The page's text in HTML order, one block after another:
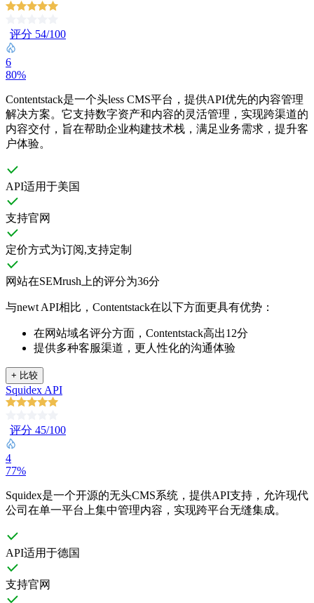
评分 54/100
6
80%
Contentstack是一个头less CMS平台，提供API优先的内容管理
解决方案。它支持数字资产和内容的灵活管理，实现跨渠道的
内容交付，旨在帮助企业构建技术栈，满足业务需求，提升客
户体验。
API适用于美国
支持官网
定价方式为订阅,支持定制
网站在SEMrush上的评分为36分
与newt API相比，Contentstack在以下方面更具有优势：
在网站域名评分方面，Contentstack高出12分
提供多种客服渠道，更人性化的沟通体验
+ 比较
Squidex API
评分 45/100
4
77%
Squidex是一个开源的无头CMS系统，提供API支持，允许现代
公司在单一平台上集中管理内容，实现跨平台无缝集成。
API适用于德国
支持官网